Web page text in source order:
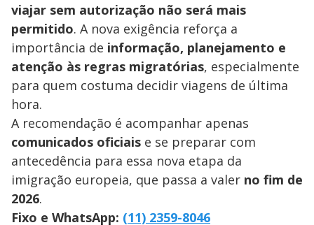
viajar sem autorização não será mais
permitido. A nova exigência reforça a
importância de informação, planejamento e
atenção às regras migratórias, especialmente
para quem costuma decidir viagens de última
hora.
A recomendação é acompanhar apenas
comunicados oficiais e se preparar com
antecedência para essa nova etapa da
imigração europeia, que passa a valer no fim de
2026.
Fixo e WhatsApp: (11) 2359-8046